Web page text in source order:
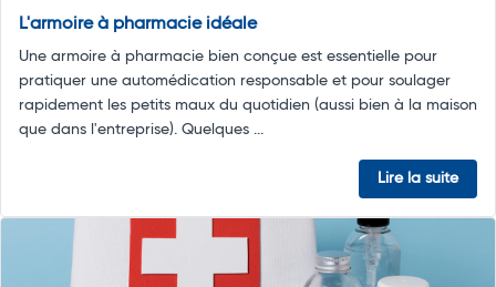
L'armoire à pharmacie idéale
Une armoire à pharmacie bien conçue est essentielle pour
pratiquer une automédication responsable et pour soulager
rapidement les petits maux du quotidien (aussi bien à la maison
que dans l'entreprise). Quelques ...
Lire la suite